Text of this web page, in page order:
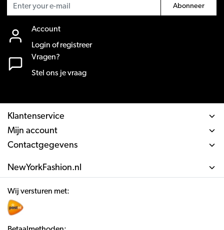
Abonneer
Account
Login of registreer
Vragen?
Stel ons je vraag
Klantenservice
Mijn account
Contactgegevens
NewYorkFashion.nl
Wij versturen met: